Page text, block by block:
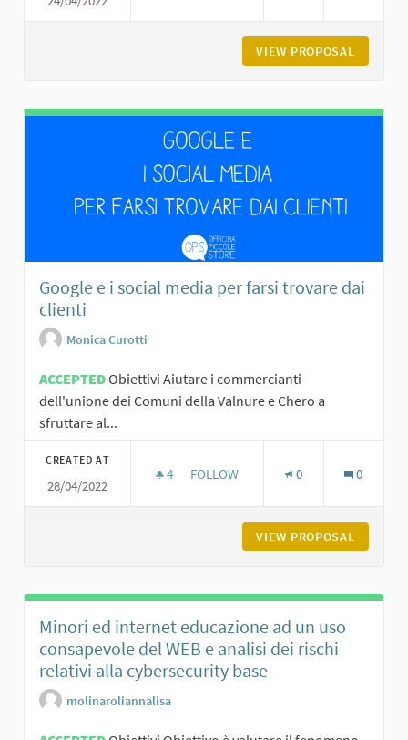
VIEW PROPOSAL
Google e i social media per farsi trovare dai
clienti
Monica Curotti
ACCEPTEDObiettivi Aiutare i commercianti
dell'unione dei Comuni della Valnure e Chero a
sfruttare al...
CREATED AT
28/04/2022
4 4 FOLLOWERS
FOLLOW 0 0
VIEW PROPOSAL
Minori ed internet educazione ad un uso
consapevole del WEB e analisi dei rischi
relativi alla cybersecurity base
molinaroliannalisa